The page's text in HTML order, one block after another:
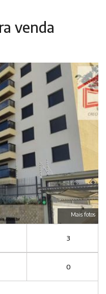
venda
Mais fotos
3
0